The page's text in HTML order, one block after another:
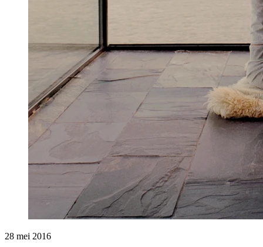
28 mei 2016